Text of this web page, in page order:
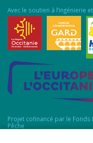
Avec le soutien à l’ingénierie
Projet cofinancé par le
Pêche